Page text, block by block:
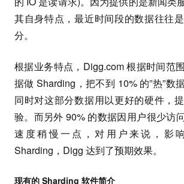
其自身特点，最近时间段的数据往往
分。
根据业务特点，Digg.com 根据时间范
据做 Sharding，把不到 10% 的”热”数
同时对这部分数据用以更好的硬件，
验。而另外 90% 的数据因用户很少访
速度稍慢一点，对用户来说，影
Sharding，Digg 达到了预期效果。
现有的 Sharding 软件简介